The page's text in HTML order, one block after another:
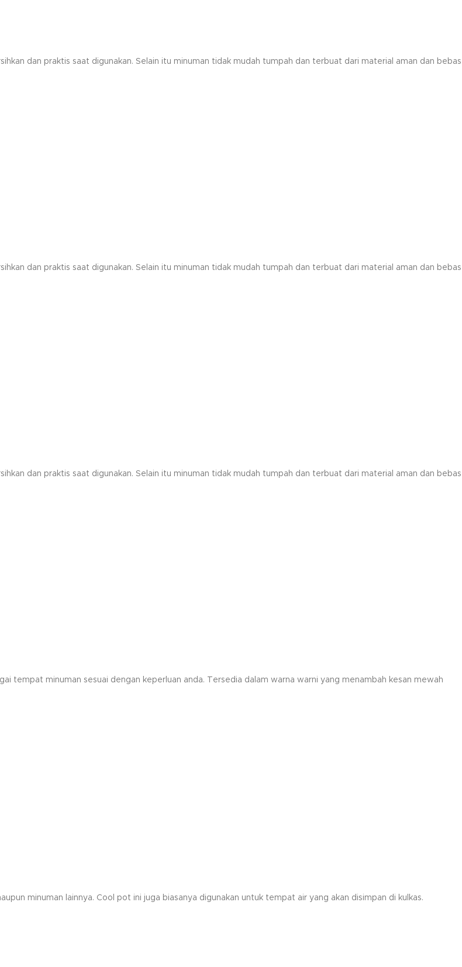
dan praktis saat digunakan. Selain itu minuman tidak mudah tumpah dan terbuat dari material aman dan bebas
dan praktis saat digunakan. Selain itu minuman tidak mudah tumpah dan terbuat dari material aman dan bebas
dan praktis saat digunakan. Selain itu minuman tidak mudah tumpah dan terbuat dari material aman dan bebas
tempat minuman sesuai dengan keperluan anda. Tersedia dalam warna warni yang menambah kesan mewah
minuman lainnya. Cool pot ini juga biasanya digunakan untuk tempat air yang akan disimpan di kulkas.